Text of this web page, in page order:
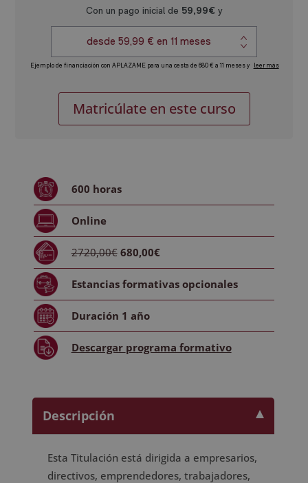
2.720,00€.
en
Diploma
por
Europeo
cantidad
Matricúlate en este curso
600 horas
Online
2720,00€ 680,00€
Estancias formativasopcionales
Duración 1 año
Descargar programa formativo
Descripción
Esta Titulación está dirigida a empresarios,
directivos, emprendedores, trabajadores,